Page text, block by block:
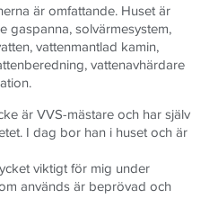
är omfattande. Huset är
gaspanna, solvärmesystem,
vattenmantlad kamin,
vattenavhärdare
är VVS-mästare och har själv
I dag bor han i huset och är
viktigt för mig under
används är beprövad och